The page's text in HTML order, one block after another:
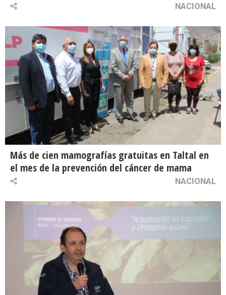
NACIONAL
Más de cien mamografías gratuitas en Taltal en
el mes de la prevención del cáncer de mama
NACIONAL